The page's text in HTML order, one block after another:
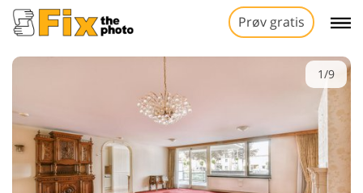
Prøv gratis
1/9